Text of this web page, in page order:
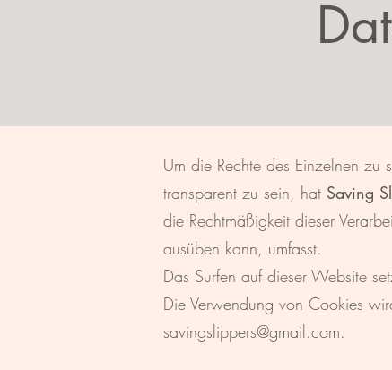
Um die Rechte des Einzelnen
transparent zu sein, hat Saving
die Rechtmäßigkeit dieser
ausüben kann, umfasst.
Das Surfen auf dieser Website
Die Verwendung von Cookies
savingslippers@gmail.com.